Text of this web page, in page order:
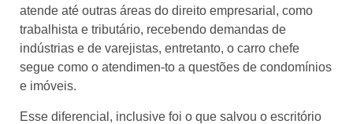
atende até outras áreas do direito empresarial, como
trabalhista e tributário, recebendo demandas de
indústrias e de varejistas, entretanto, o carro chefe
segue como o atendimen-to a questões de condomínios
e imóveis.
Esse diferencial, inclusive foi o que salvou o escritório